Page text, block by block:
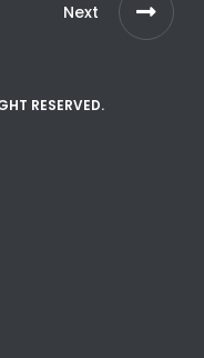
Next
RESERVED.